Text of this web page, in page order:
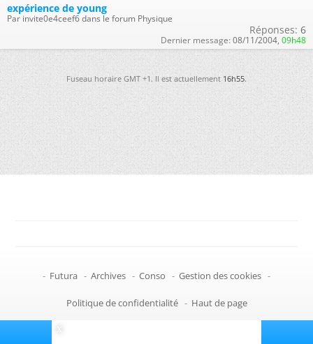
expérience de young
Par invite0e4ceef6 dans le forum Physique
Réponses: 6
Dernier message: 08/11/2004, 09h48
Fuseau horaire GMT +1. Il est actuellement16h55.
- Futura - Archives - Conso - Gestion des cookies -
Politique de confidentialité - Haut de page